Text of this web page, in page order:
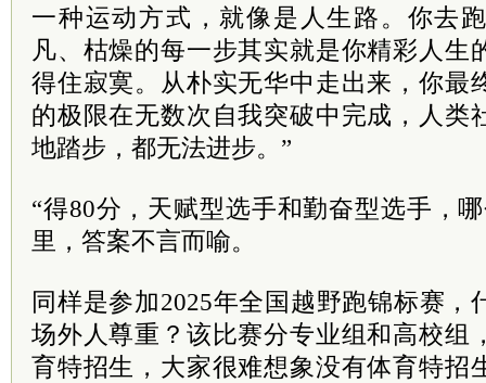
一种运动方式，就像是人生路。你去
凡、枯燥的每一步其实就是你精彩人生
得住寂寞。从朴实无华中走出来，你最
的极限在无数次自我突破中完成，人类
地踏步，都无法进步。”
“得80分，天赋型选手和勤奋型选手，
里，答案不言而喻。
同样是参加2025年全国越野跑锦标赛，
场外人尊重？该比赛分专业组和高校组
育特招生，大家很难想象没有体育特招